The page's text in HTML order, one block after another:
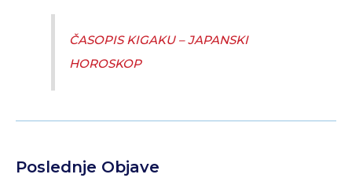
ČASOPIS KIGAKU – JAPANSKI
HOROSKOP
Poslednje Objave